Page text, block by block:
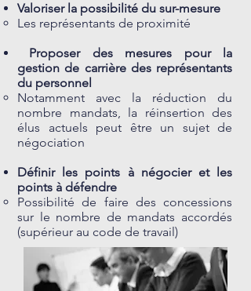
Valoriser la possibilité du sur-mesure
Les représentants de proximité
Proposer des mesures pour la
gestion de carrière des représentants
du personnel
Notamment avec la réduction du
nombre mandats, la réinsertion des
élus actuels peut être un sujet de
négociation
Définir les points à négocier et les
points à défendre
Possibilité de faire des concessions
sur le nombre de mandats accordés
(supérieur au code de travail)